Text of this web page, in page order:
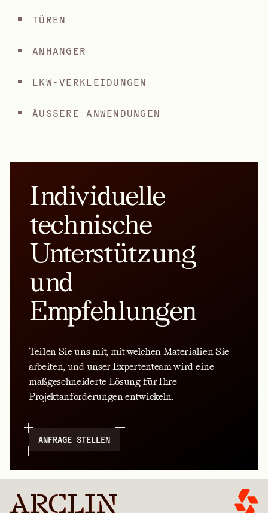
TÜREN
ANHÄNGER
LKW-VERKLEIDUNGEN
ÄUSSERE ANWENDUNGEN
Individuelle
technische
Unterstützung
und
Empfehlungen
Teilen Sie uns mit, mit welchen Materialien Sie
arbeiten, und unser Expertenteam wird eine
maßgeschneiderte Lösung für Ihre
Projektanforderungen entwickeln.
ANFRAGE STELLEN